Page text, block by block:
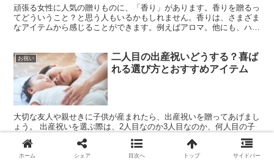
頑張る女性に人気の贈りものに、「香り」があります。香りを贈るっ
てどういうこと？と思う人もいるかもしれません。香りは、さまざま
なアイテムから感じることができます。例えばアロマ。他にも、ハン
お祝い
二人目の出産祝いどうする？喜ば
れる選び方とおすすめアイテム
大切な友人や親せきに子供が産まれたら、出産祝いを贈ってあげまし
ょう。 出産祝いを選ぶ際は、2人目なのか3人目なのか、何人目の子
二人目なのか、または男の子か女の子かによって、出産祝...
ホーム シェア 目次へ トップ サイドバー